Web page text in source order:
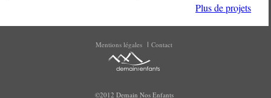
Plus de projets
Mentions légales Contact
©2012 Demain Nos Enfants